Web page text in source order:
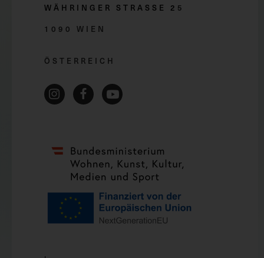
WÄHRINGER STRASSE 2 5
1090 WIEN
ÖSTERREICH